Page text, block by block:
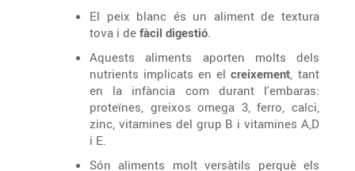
El peix blanc és un aliment de textura
tova i de fàcil digestió.
Aquests aliments aporten molts dels
nutrients implicats en el creixement, tant
en la infància com durant l'embaras:
proteïnes, greixos omega 3, ferro, calci,
zinc, vitamines del grup B i vitamines A,D
i E.
Són aliments molt versàtils perquè els